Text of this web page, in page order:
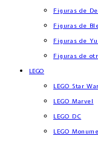
Figuras de
Figuras de
Figuras de
Figuras de
LEGO
LEGO Star
LEGO Marvel
LEGO DC
LEGO